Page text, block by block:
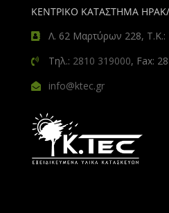
ΚΕΝΤΡΙΚΟ ΚΑΤΑΣΤΗΜΑ
Λ. 62 Μαρτύρων 228, Τ.Κ.:
Τηλ.: 2810 319000, Fax:
info@ktec.gr